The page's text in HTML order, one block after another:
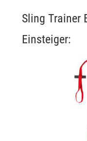
Sling Trainer
Einsteiger: